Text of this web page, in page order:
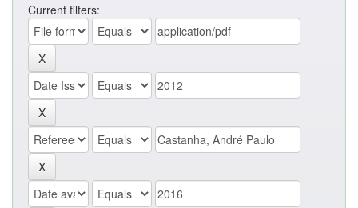
Current filters: